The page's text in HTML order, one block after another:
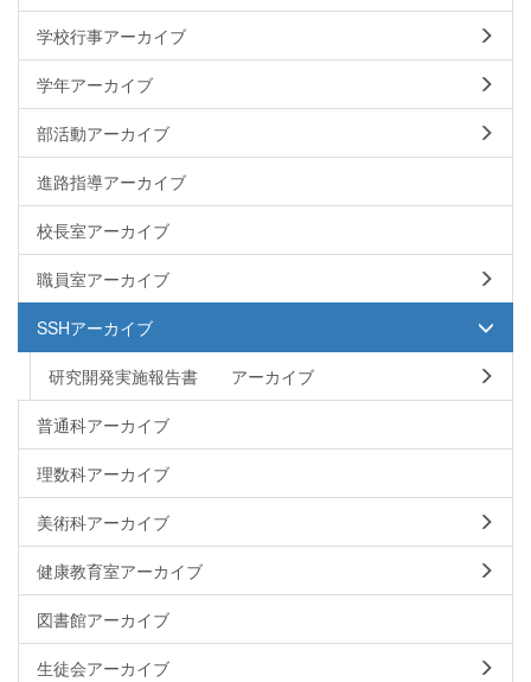
学校行事アーカイブ
学年アーカイブ
部活動アーカイブ
進路指導アーカイブ
校長室アーカイブ
職員室アーカイブ
SSHアーカイブ
研究開発実施報告書 アーカイブ
普通科アーカイブ
理数科アーカイブ
美術科アーカイブ
健康教育室アーカイブ
図書館アーカイブ
生徒会アーカイブ